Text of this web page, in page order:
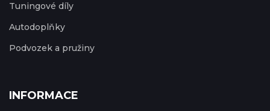
Tuningové díly
Autodoplňky
Podvozek a pružiny
INFORMACE